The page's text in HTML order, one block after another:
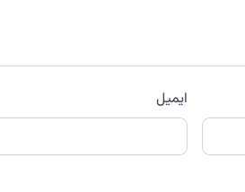
ایمیل